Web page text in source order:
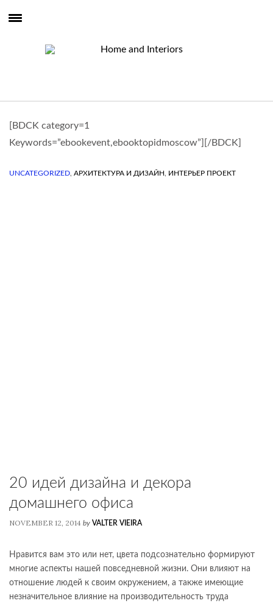
[BDCK category=1
Keywords=”ebookevent,ebooktopidmoscow”][/BDCK]
UNCATEGORIZED, АРХИТЕКТУРА И ДИЗАЙН, ИНТЕРЬЕР ПРОЕКТ
20 идей дизайна и декора
домашнего офиса
NOVEMBER 12, 2014 by VALTER VIEIRA
Нравится вам это или нет, цвета подсознательно формируют
многие аспекты нашей повседневной жизни. Они влияют на
отношение людей к своим окружением, а также имеющие
незначительное влияние на производительность труда